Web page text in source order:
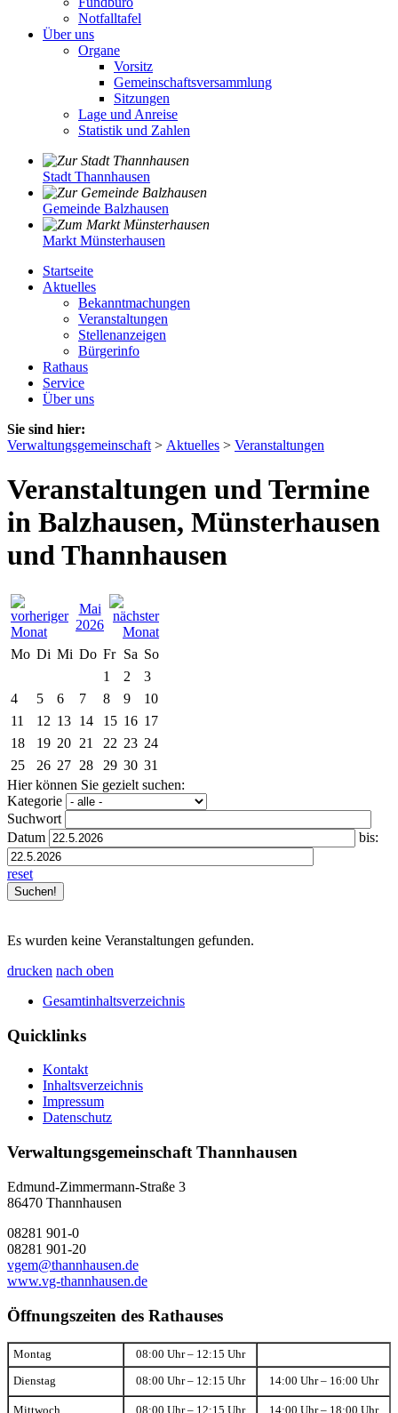
Notfalltafel
Über uns
Organe
Vorsitz
Gemeinschaftsversammlung
Sitzungen
Lage und Anreise
Statistik und Zahlen
Stadt Thannhausen
Gemeinde Balzhausen
Markt Münsterhausen
Startseite
Aktuelles
Bekanntmachungen
Veranstaltungen
Stellenanzeigen
Bürgerinfo
Rathaus
Service
Über uns
Sie sind hier:
Verwaltungsgemeinschaft > Aktuelles > Veranstaltungen
Veranstaltungen und Termine
in Balzhausen, Münsterhausen
und Thannhausen
Mai
2026
Mo Di Mi Do Fr Sa So
1
2
3
4
5 6 7 8 9
10
11
12 13 14 15 16 17
18
19 20 21 22 23 24
25
26 27 28 29 30 31
Hier können Sie gezielt suchen:
Kategorie
Suchwort
Datum
bis:
reset
Es wurden keine Veranstaltungen gefunden.
drucken nach oben
Gesamtinhaltsverzeichnis
Quicklinks
Kontakt
Inhaltsverzeichnis
Impressum
Datenschutz
Verwaltungsgemeinschaft Thannhausen
Edmund-Zimmermann-Straße 3
86470 Thannhausen
08281 901-0
08281 901-20
vgem@thannhausen.de
www.vg-thannhausen.de
Öffnungszeiten des Rathauses
Montag 08:00 Uhr – 12:15 Uhr
Dienstag 08:00 Uhr – 12:15 Uhr 14:00 Uhr – 16:00 Uhr